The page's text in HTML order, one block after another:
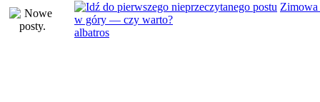
w góry — czy warto?
albatros